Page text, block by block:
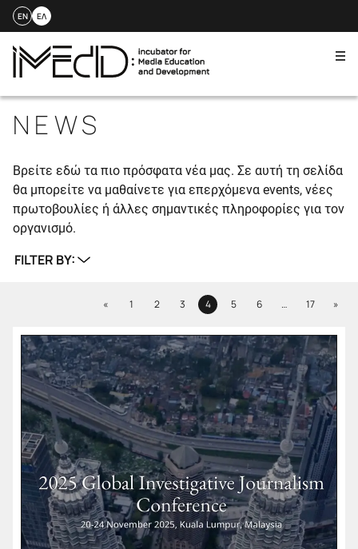
to
content
EN ΕΛ
NEWS
Βρείτε εδώ τα πιο πρόσφατα νέα μας. Σε αυτή τη σελίδα
θα μπορείτε να μαθαίνετε για επερχόμενα events, νέες
πρωτοβουλίες ή άλλες σημαντικές πληροφορίες για τον
οργανισμό.
FILTER BY:
«PreviousPage
1 Page
2 Page
3 Page
4 Page
5 Page
6 … Page
17 »Next